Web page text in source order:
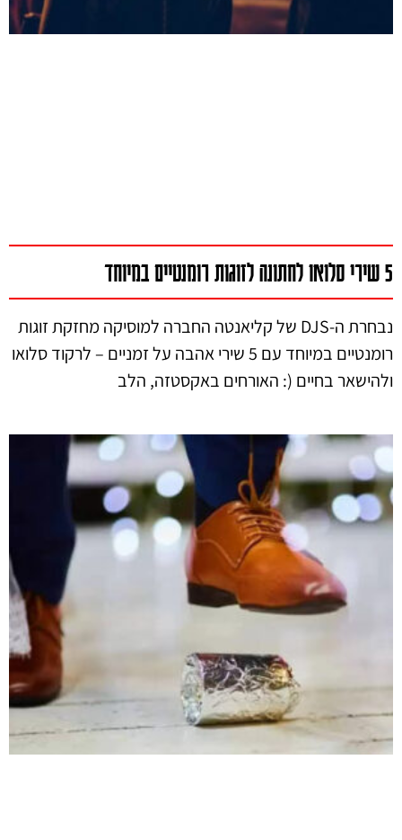
5 שירי סלואו לחתונה לזוגות רומנטיים במיוחד
נבחרת ה-DJS של קליאנטה החברה למוסיקה מחזקת זוגות
רומנטיים במיוחד עם 5 שירי אהבה על זמניים – לרקוד סלואו
ולהישאר בחיים (: האורחים באקסטזה, הלב